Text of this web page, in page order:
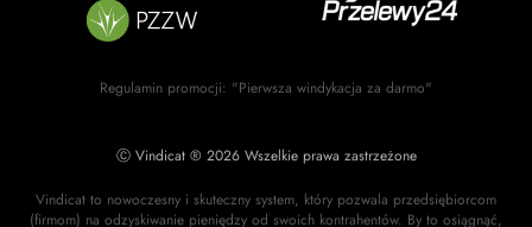
Regulamin promocji: "Pierwsza windykacja za darmo"
Ⓒ Vindicat ® 2026 Wszelkie prawa zastrzeżone
Vindicat to nowoczesny i skuteczny system, który pozwala przedsiębiorcom
(firmom) na odzyskiwanie pieniędzy od swoich kontrahentów. By to osiągnąć,